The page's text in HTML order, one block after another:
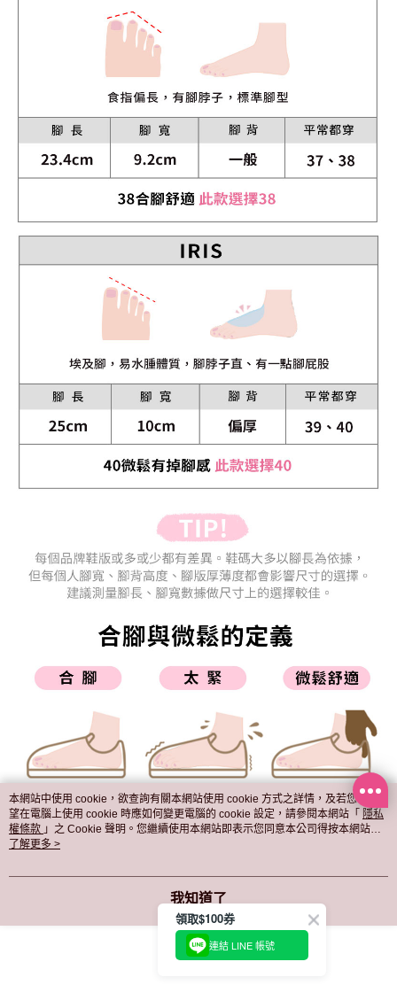
本網站中使用 cookie，欲查詢有關本網站使用 cookie 方式之詳情，及若您不希
望在電腦上使用 cookie 時應如何變更電腦的 cookie 設定，請參閱本網站「 隱私
權條款 」之 Cookie 聲明。您繼續使用本網站即表示您同意本公司得按本網站使
用條款之 Cookie 聲明使用 cookie。
了解更多 >
我知道了
領取$100券
連結 LINE 帳號